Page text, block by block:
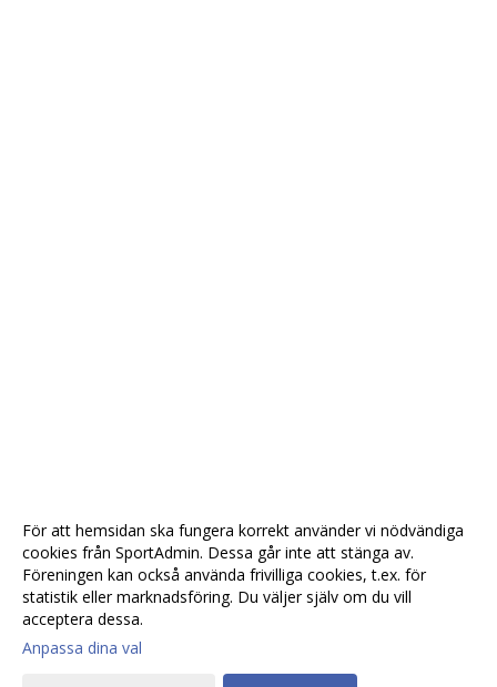
För att hemsidan ska fungera korrekt använder vi nödvändiga
cookies från SportAdmin. Dessa går inte att stänga av.
Föreningen kan också använda frivilliga cookies, t.ex. för
statistik eller marknadsföring. Du väljer själv om du vill
acceptera dessa.
Anpassa dina val